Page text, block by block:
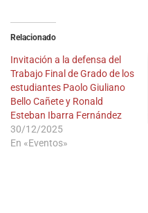
Relacionado
Invitación a la defensa del
Trabajo Final de Grado de los
estudiantes Paolo Giuliano
Bello Cañete y Ronald
Esteban Ibarra Fernández
30/12/2025
En «Eventos»